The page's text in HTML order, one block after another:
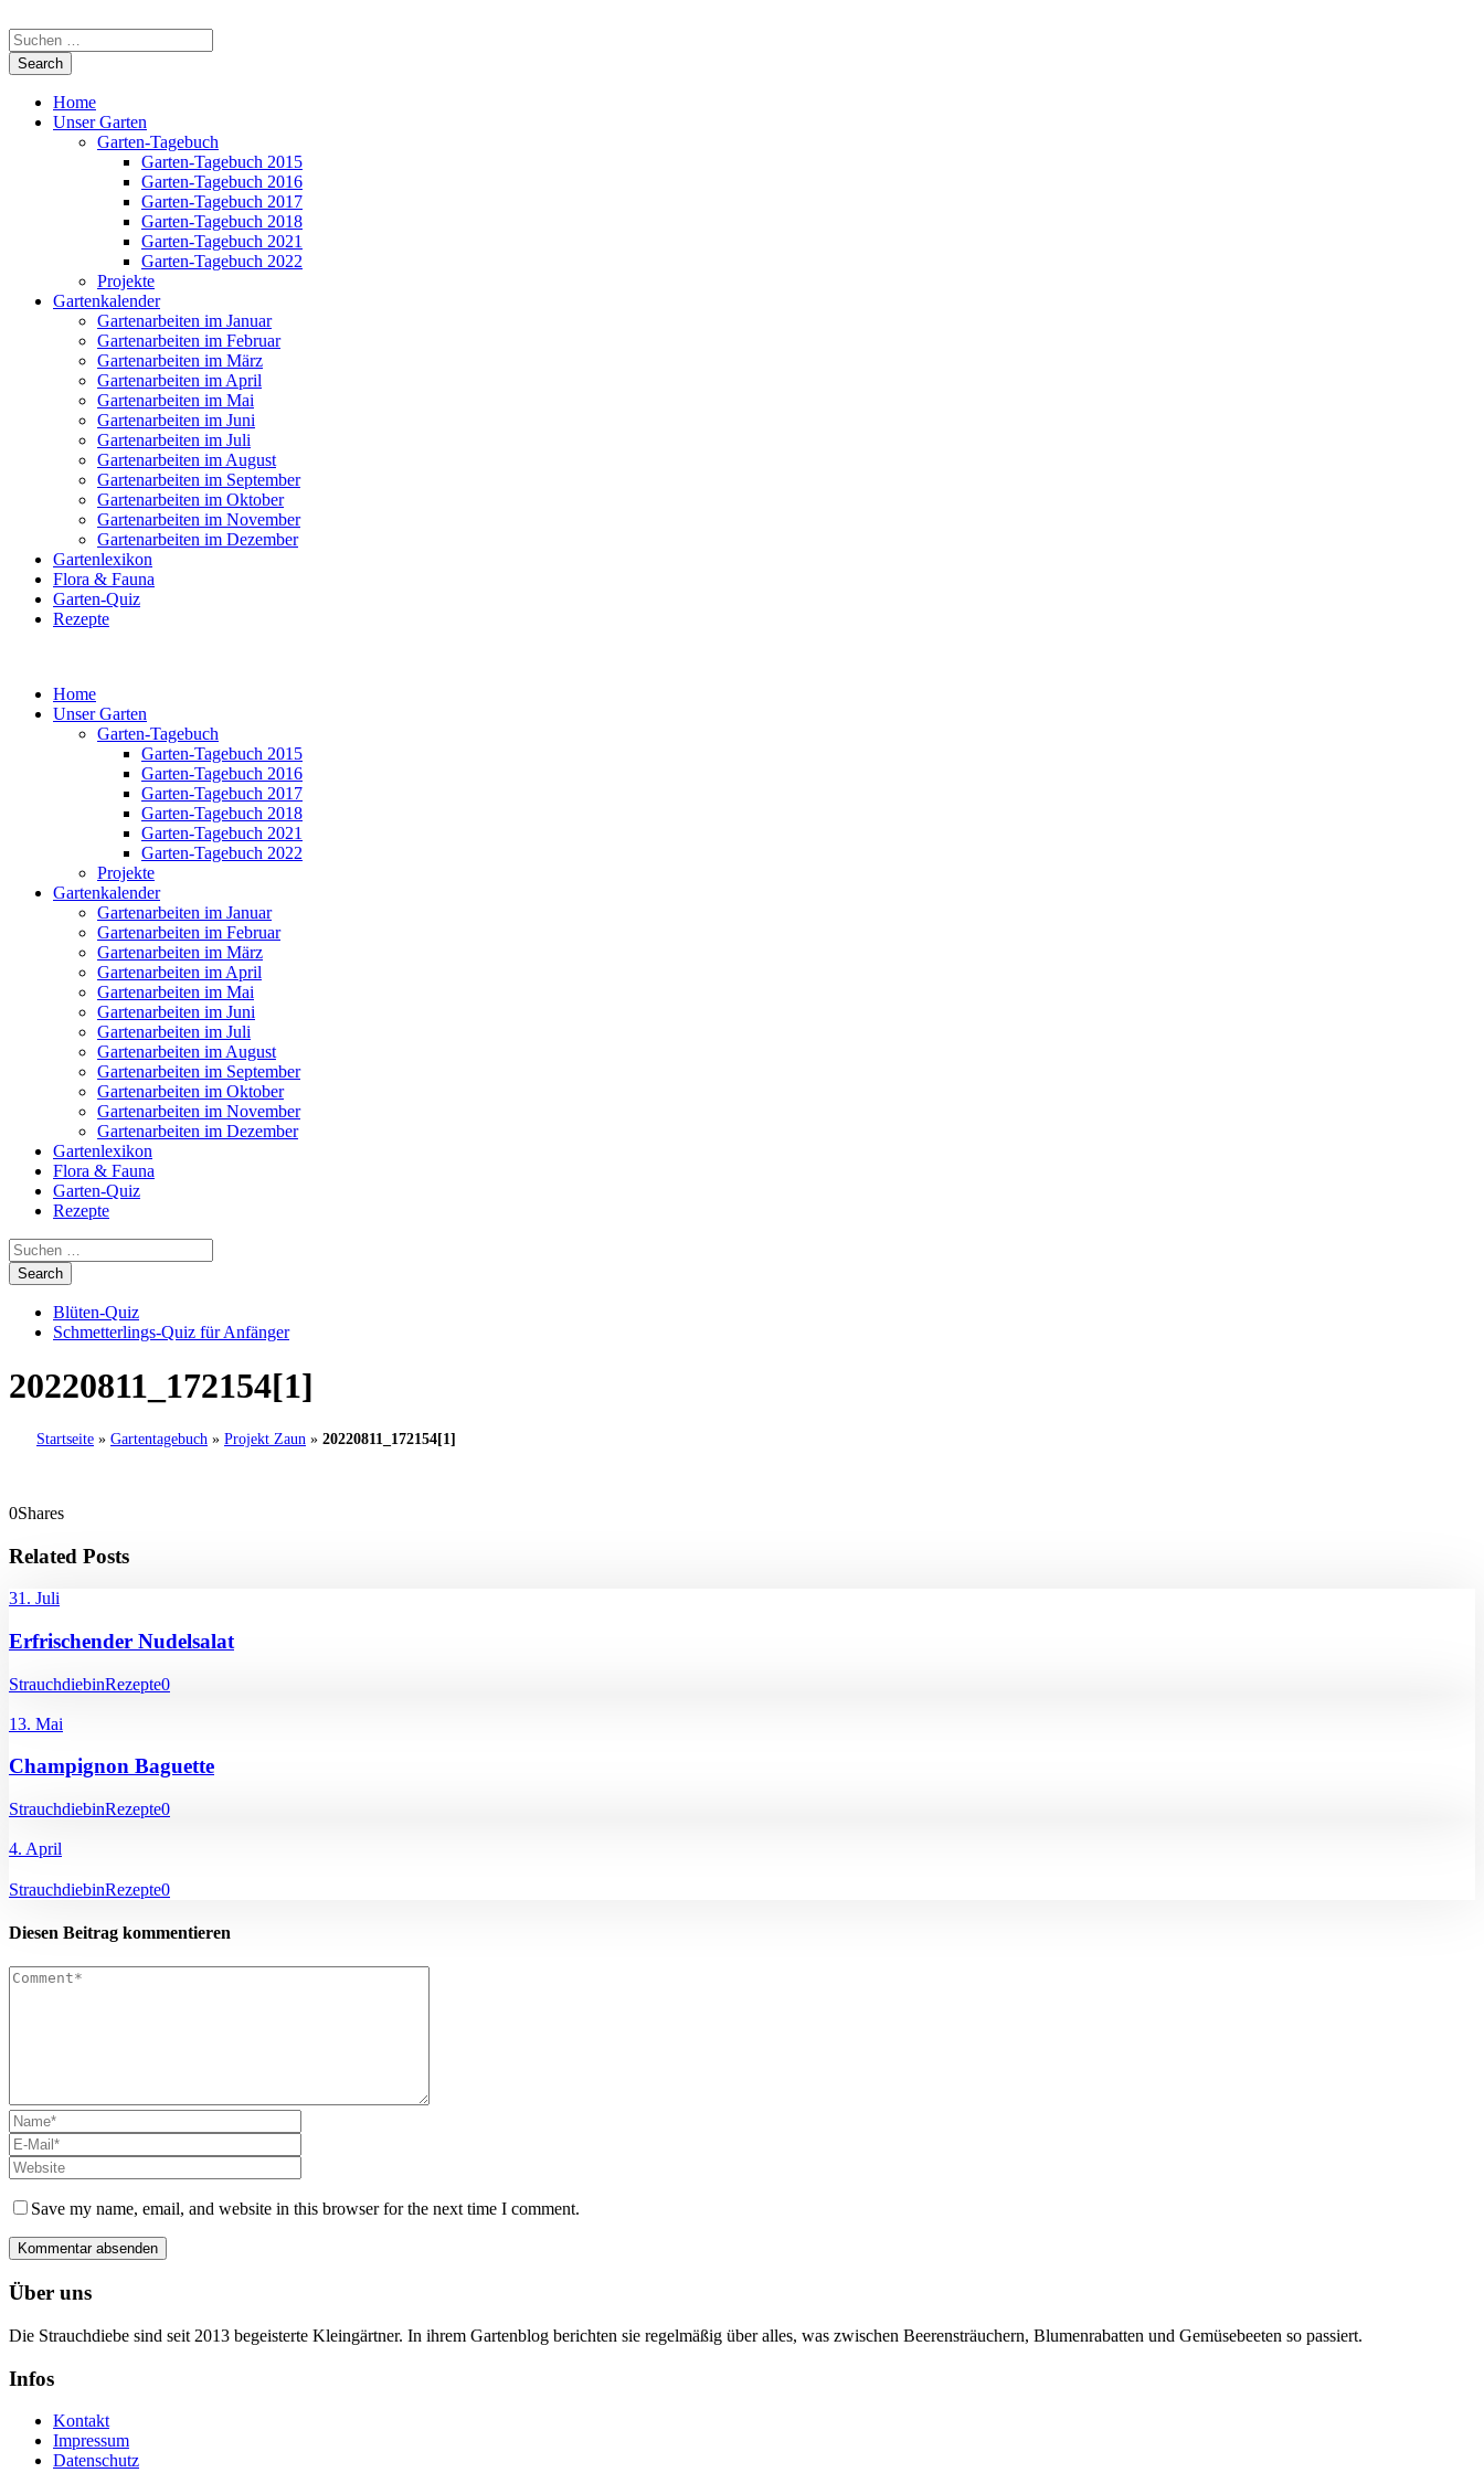
Home
Unser Garten
Garten-Tagebuch
Garten-Tagebuch 2015
Garten-Tagebuch 2016
Garten-Tagebuch 2017
Garten-Tagebuch 2018
Garten-Tagebuch 2021
Garten-Tagebuch 2022
Projekte
Gartenkalender
Gartenarbeiten im Januar
Gartenarbeiten im Februar
Gartenarbeiten im März
Gartenarbeiten im April
Gartenarbeiten im Mai
Gartenarbeiten im Juni
Gartenarbeiten im Juli
Gartenarbeiten im August
Gartenarbeiten im September
Gartenarbeiten im Oktober
Gartenarbeiten im November
Gartenarbeiten im Dezember
Gartenlexikon
Flora & Fauna
Garten-Quiz
Rezepte
Home
Unser Garten
Garten-Tagebuch
Garten-Tagebuch 2015
Garten-Tagebuch 2016
Garten-Tagebuch 2017
Garten-Tagebuch 2018
Garten-Tagebuch 2021
Garten-Tagebuch 2022
Projekte
Gartenkalender
Gartenarbeiten im Januar
Gartenarbeiten im Februar
Gartenarbeiten im März
Gartenarbeiten im April
Gartenarbeiten im Mai
Gartenarbeiten im Juni
Gartenarbeiten im Juli
Gartenarbeiten im August
Gartenarbeiten im September
Gartenarbeiten im Oktober
Gartenarbeiten im November
Gartenarbeiten im Dezember
Gartenlexikon
Flora & Fauna
Garten-Quiz
Rezepte
Blüten-Quiz
Schmetterlings-Quiz für Anfänger
20220811_172154[1]
Startseite » Gartentagebuch » Projekt Zaun » 20220811_172154[1]
0Shares
Related Posts
31. Juli
Erfrischender Nudelsalat
StrauchdiebinRezepte0
13. Mai
Champignon Baguette
StrauchdiebinRezepte0
4. April
StrauchdiebinRezepte0
Diesen Beitrag kommentieren
Save my name, email, and website in this browser for the next time I comment.
Über uns
Die Strauchdiebe sind seit 2013 begeisterte Kleingärtner. In ihrem Gartenblog berichten sie regelmäßig über alles, was zwischen Beerensträuchern, Blumenrabatten und Gemüsebeeten so passiert.
Infos
Kontakt
Impressum
Datenschutz